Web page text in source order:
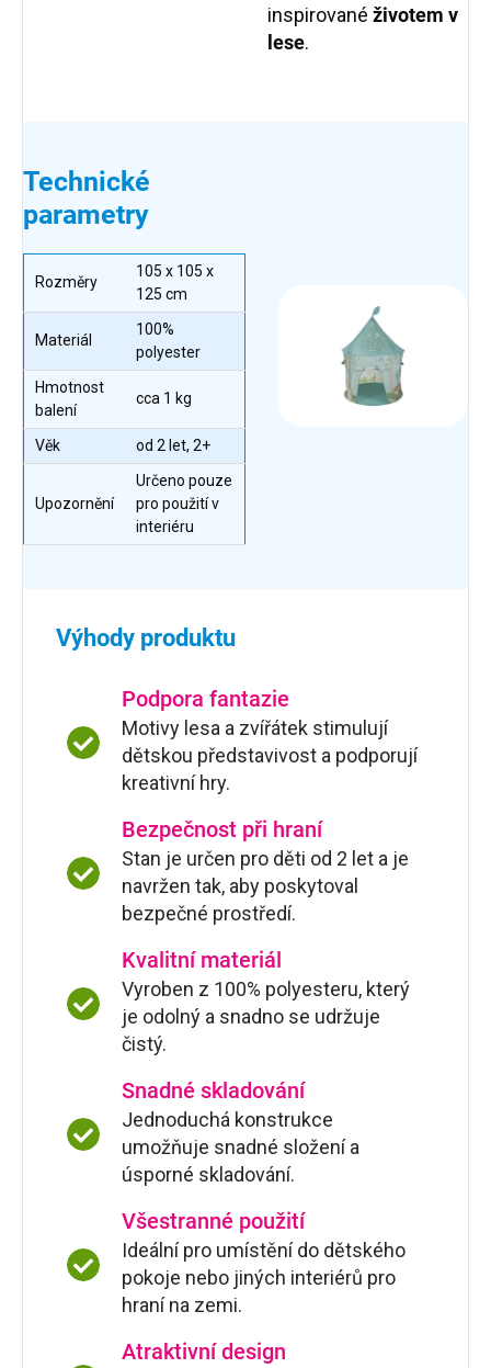
inspirované životem v
lese.
Technické
parametry
Rozměry
105 x 105 x
125 cm
Materiál
100%
polyester
Hmotnost
balení
cca 1 kg
Věk od 2 let, 2+
Upozornění
Určeno pouze
pro použití v
interiéru
Výhody produktu
Podpora fantazie
Motivy lesa a zvířátek stimulují
dětskou představivost a podporují
kreativní hry.
Bezpečnost při hraní
Stan je určen pro děti od 2 let a je
navržen tak, aby poskytoval
bezpečné prostředí.
Kvalitní materiál
Vyroben z 100% polyesteru, který
je odolný a snadno se udržuje
čistý.
Snadné skladování
Jednoduchá konstrukce
umožňuje snadné složení a
úsporné skladování.
Všestranné použití
Ideální pro umístění do dětského
pokoje nebo jiných interiérů pro
hraní na zemi.
Atraktivní design